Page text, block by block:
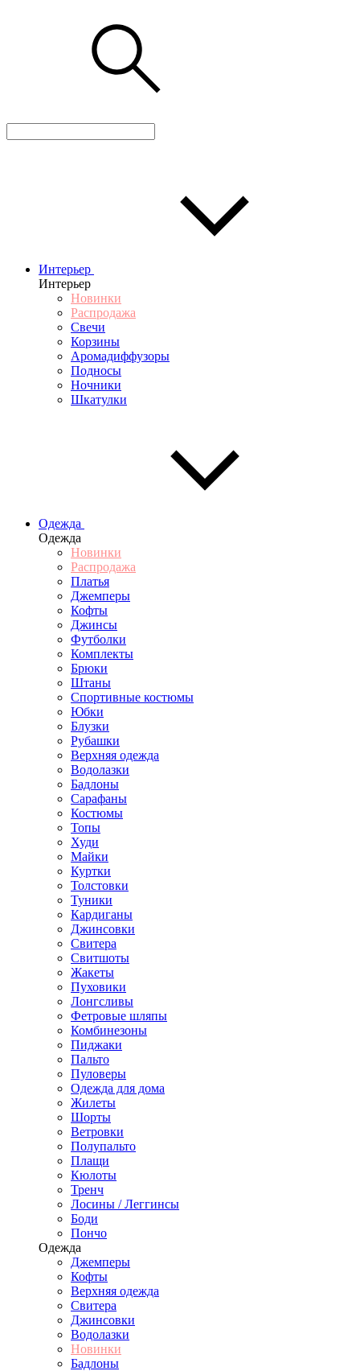
Интерьер
Интерьер
Новинки
Распродажа
Свечи
Корзины
Аромадиффузоры
Подносы
Ночники
Шкатулки
Одежда
Одежда
Новинки
Распродажа
Платья
Джемперы
Кофты
Джинсы
Футболки
Комплекты
Брюки
Штаны
Спортивные костюмы
Юбки
Блузки
Рубашки
Верхняя одежда
Водолазки
Бадлоны
Сарафаны
Костюмы
Топы
Худи
Майки
Куртки
Толстовки
Туники
Кардиганы
Джинсовки
Свитера
Свитшоты
Жакеты
Пуховики
Лонгсливы
Фетровые шляпы
Комбинезоны
Пиджаки
Пальто
Пуловеры
Одежда для дома
Жилеты
Шорты
Ветровки
Полупальто
Плащи
Кюлоты
Тренч
Лосины / Леггинсы
Боди
Пончо
Одежда
Джемперы
Кофты
Верхняя одежда
Свитера
Джинсовки
Водолазки
Новинки
Бадлоны